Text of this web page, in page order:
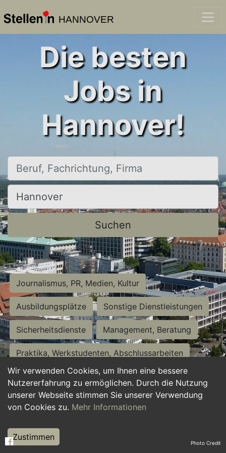
HANNOVER
Wir verwenden Cookies, um Ihnen eine bessere
Nutzererfahrung zu ermöglichen. Durch die Nutzung
unserer Webseite stimmen Sie unserer Verwendung
von Cookies zu. Mehr Informationen
Zustimmen
Die besten
Jobs in
Hannover!
Beruf, Fachrichtung, Firma
Ort, Stadt
Suchen
Journalismus, PR, Medien, Kultur
Ausbildungsplätze Sonstige Dienstleistungen
Sicherheitsdienste Management, Beratung
Praktika, Werkstudenten, Abschlussarbeiten
Personalwesen Assistenz, Sekretariat
Hilfskräfte, Aushilfs- und Nebenjobs
Weiterbildung, Studium, duale Ausbildung Photo Credit